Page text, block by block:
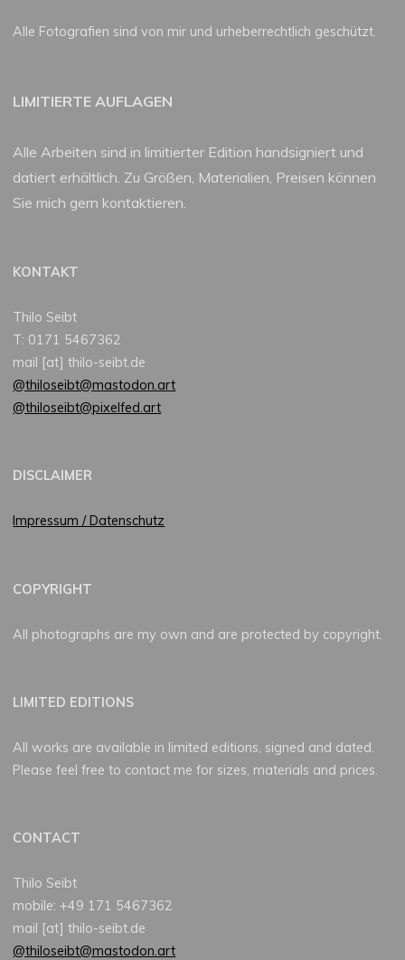
Alle Fotografien sind von mir und urheberrechtlich geschützt.
LIMITIERTE AUFLAGEN
Alle Arbeiten sind in limitierter Edition handsigniert und
datiert erhältlich. Zu Größen, Materialien, Preisen können
Sie mich gern kontaktieren.
KONTAKT
Thilo Seibt
T: 0171 5467362
mail [at] thilo-seibt.de
@thiloseibt@mastodon.art
@thiloseibt@pixelfed.art
DISCLAIMER
Impressum / Datenschutz
COPYRIGHT
All photographs are my own and are protected by copyright.
LIMITED EDITIONS
All works are available in limited editions, signed and dated.
Please feel free to contact me for sizes, materials and prices.
CONTACT
Thilo Seibt
mobile: +49 171 5467362
mail [at] thilo-seibt.de
@thiloseibt@mastodon.art